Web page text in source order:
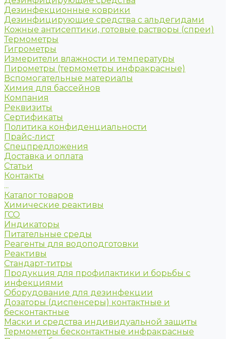
Дезинфекционные коврики
Дезинфицирующие средства с альдегидами
Кожные антисептики, готовые растворы (спреи)
Термометры
Гигрометры
Измерители влажности и температуры
Пирометры (термометры инфракрасные)
Вспомогательные материалы
Химия для бассейнов
Компания
Реквизиты
Сертификаты
Политика конфиденциальности
Прайс-лист
Спецпредложения
Доставка и оплата
Статьи
Контакты
...
Каталог товаров
Химические реактивы
ГСО
Индикаторы
Питательные среды
Реагенты для водоподготовки
Реактивы
Стандарт-титры
Продукция для профилактики и борьбы с
инфекциями
Оборудование для дезинфекции
Дозаторы (диспенсеры) контактные и
бесконтактные
Маски и средства индивидуальной защиты
Термометры бесконтактные инфракрасные